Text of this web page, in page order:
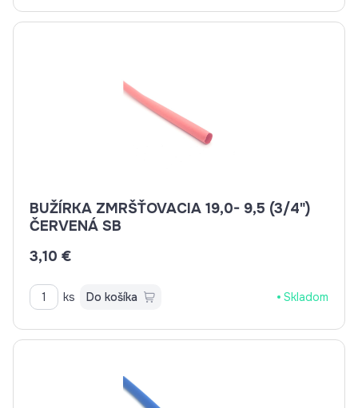
BUŽÍRKA ZMRŠŤOVACIA 19,0- 9,5 (3/4")
ČERVENÁ SB
3,10 €
ks Do košíka Skladom